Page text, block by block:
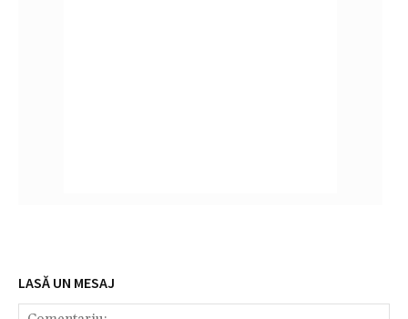
LASĂ UN MESAJ